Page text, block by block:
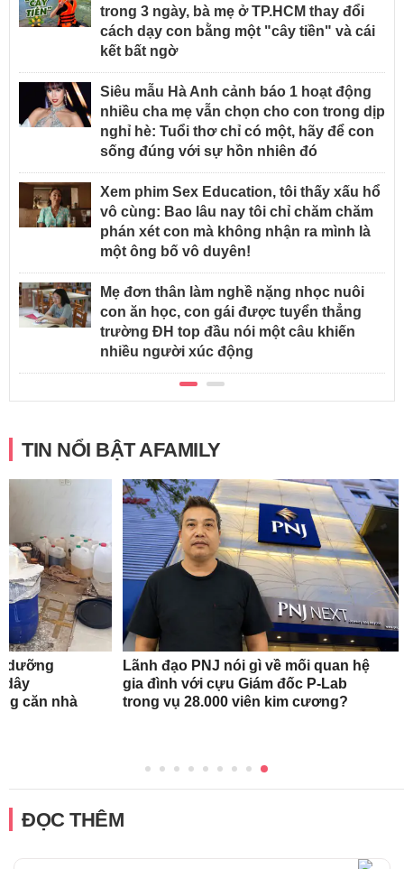
trong 3 ngày, bà mẹ ở TP.HCM thay đổi
cách dạy con bằng một "cây tiền" và cái
kết bất ngờ
Siêu mẫu Hà Anh cảnh báo 1 hoạt động
nhiều cha mẹ vẫn chọn cho con trong dịp
nghỉ hè: Tuổi thơ chỉ có một, hãy để con
sống đúng với sự hồn nhiên đó
Xem phim Sex Education, tôi thấy xấu hổ
vô cùng: Bao lâu nay tôi chỉ chăm chăm
phán xét con mà không nhận ra mình là
một ông bố vô duyên!
Mẹ đơn thân làm nghề nặng nhọc nuôi
con ăn học, con gái được tuyển thẳng
trường ĐH top đầu nói một câu khiến
nhiều người xúc động
TIN NỔI BẬT AFAMILY
dưỡng
dây
căn nhà
Lãnh đạo PNJ nói gì về mối quan hệ
gia đình với cựu Giám đốc P-Lab
trong vụ 28.000 viên kim cương?
ĐỌC THÊM